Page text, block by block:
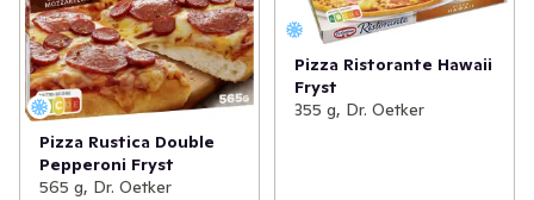
Pizza Rustica Double
Pepperoni Fryst
565 g, Dr. Oetker
Pizza Ristorante Hawaii
Fryst
355 g, Dr. Oetker